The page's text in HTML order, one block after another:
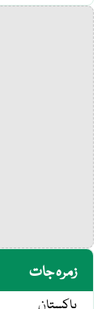
زمرہ جات